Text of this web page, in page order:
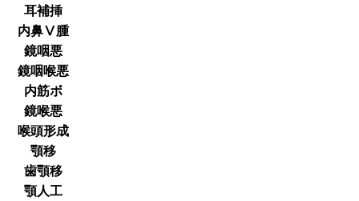
耳補挿
内鼻Ⅴ腫
鏡咽悪
鏡咽喉悪
内筋ボ
鏡喉悪
喉頭形成
顎移
歯顎移
顎人工